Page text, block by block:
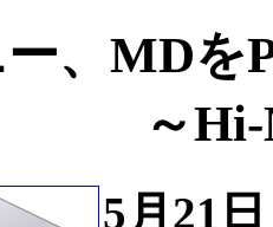
ー、MDを
～
5月21